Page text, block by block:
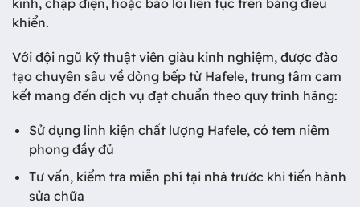
khiển.
Với đội ngũ kỹ thuật viên giàu kinh nghiệm, được đào
tạo chuyên sâu về dòng bếp từ Hafele, trung tâm cam
kết mang đến dịch vụ đạt chuẩn theo quy trình hãng:
Sử dụng linh kiện chất lượng Hafele, có tem niêm
phong đầy đủ
Tư vấn, kiểm tra miễn phí tại nhà trước khi tiến hành
sửa chữa